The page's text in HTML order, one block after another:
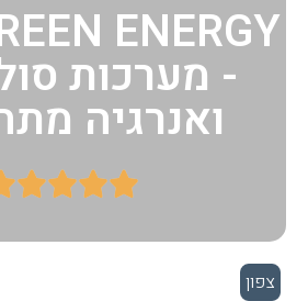
ENERGY
- מערכות
ואנרגיה




צפון